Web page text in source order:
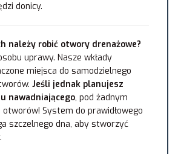
donicy.
należy robić otwory drenażowe?
uprawy. Nasze wkłady
miejsca do samodzielnego
Jeśli jednak planujesz
nawadniającego, pod żadnym
System do prawidłowego
szczelnego dna, aby stworzyć